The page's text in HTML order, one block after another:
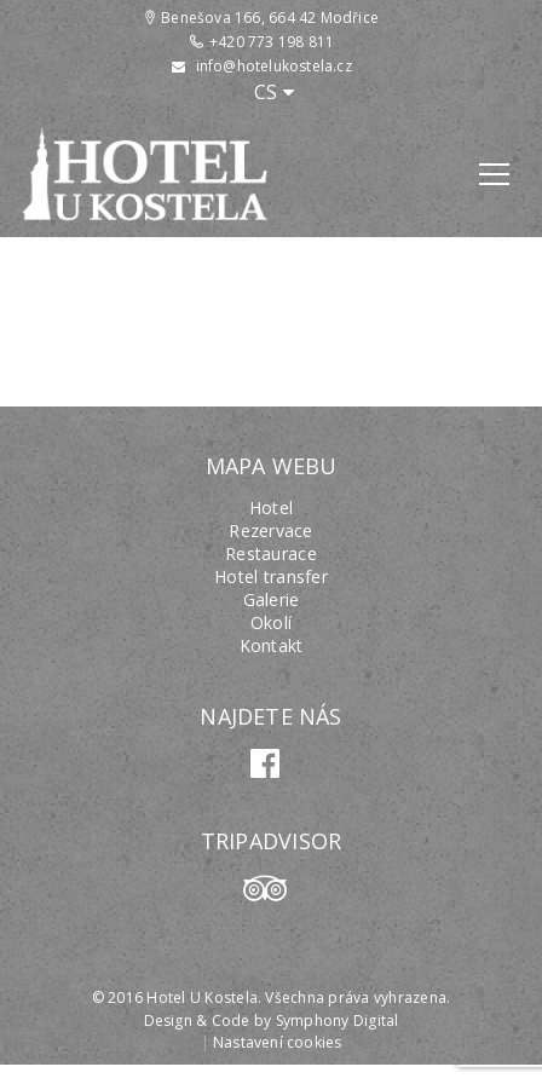
Benešova 166, 664 42 Modřice
+420 773 198 811
info@hotelukostela.cz
:CS
MAPA WEBU
Hotel
Rezervace
Restaurace
Hotel transfer
Galerie
Okolí
Kontakt
NAJDETE NÁS
TRIPADVISOR
© 2016 Hotel U Kostela. Všechna práva vyhrazena.
Design & Code by Symphony Digital
| Nastavení cookies